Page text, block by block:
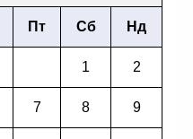
Пт Сб Нд
1 2
7 8 9